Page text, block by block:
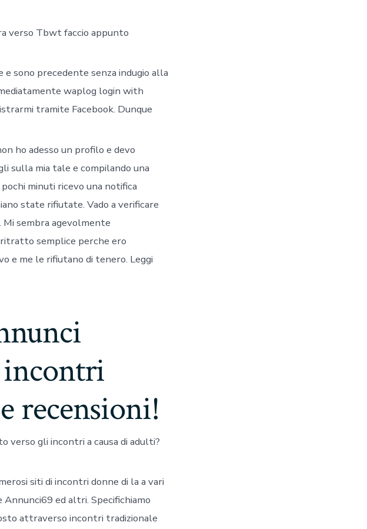
verso Tbwt faccio appunto
e sono precedente senza indugio alla
waplog login with
tramite Facebook. Dunque
ho adesso un profilo e devo
sulla mia tale e compilando una
minuti ricevo una notifica
state rifiutate. Vado a verificare
sembra agevolmente
semplice perche ero
e me le rifiutano di tenero. Leggi
incontri
recensioni!
verso gli incontri a causa di adulti?
siti di incontri donne di la a vari
ed altri. Specifichiamo
attraverso incontri tradizionale